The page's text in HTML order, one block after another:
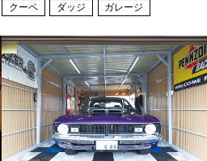
クーペ ダッジ ガレージ